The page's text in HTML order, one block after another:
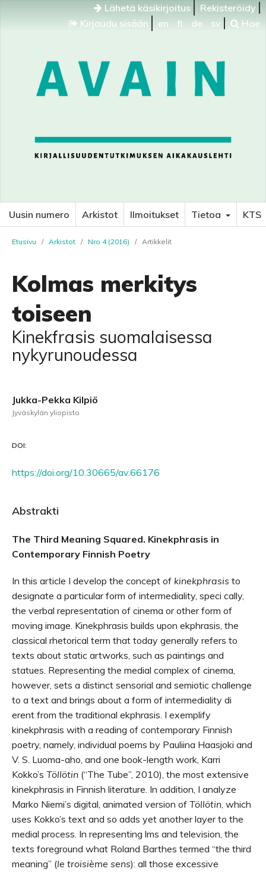
Lähetä käsikirjoitus
Rekisteröidy
Kirjaudu sisään
en fi de sv Hae
Uusin numero Arkistot Ilmoitukset Tietoa KTS
Etusivu / Arkistot / Nro 4 (2016) / Artikkelit
Kolmas merkitys
toiseen
Kinekfrasis suomalaisessa
nykyrunoudessa
Jukka-Pekka Kilpiö
Jyväskylän yliopisto
DOI:
https://doi.org/10.30665/av.66176
Abstrakti
The Third Meaning Squared. Kinekphrasis in
Contemporary Finnish Poetry
In this article I develop the concept of kinekphrasis to
designate a particular form of intermediality, speci cally,
the verbal representation of cinema or other form of
moving image. Kinekphrasis builds upon ekphrasis, the
classical rhetorical term that today generally refers to
texts about static artworks, such as paintings and
statues. Representing the medial complex of cinema,
however, sets a distinct sensorial and semiotic challenge
to a text and brings about a form of intermediality di
erent from the traditional ekphrasis. I exemplify
kinekphrasis with a reading of contemporary Finnish
poetry, namely, individual poems by Pauliina Haasjoki and
V. S. Luoma-aho, and one book-length work, Karri
Kokko’s Töllötin (“The Tube”, 2010), the most extensive
kinekphrasis in Finnish literature. In addition, I analyze
Marko Niemi’s digital, animated version of Töllötin, which
uses Kokko’s text and so adds yet another layer to the
medial process. In representing lms and television, the
texts foreground what Roland Barthes termed “the third
meaning” (le troisième sens): all those excessive